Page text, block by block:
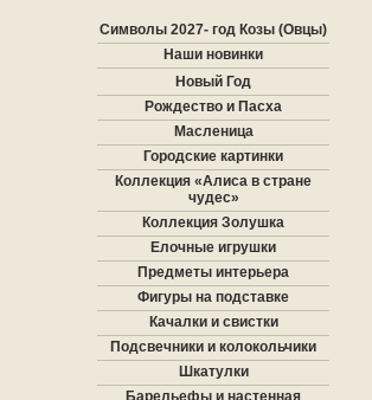
Символы 2027- год Козы (Овцы)
Наши новинки
Новый Год
Рождество и Пасха
Масленица
Городские картинки
Коллекция «Алиса в стране
чудес»
Коллекция Золушка
Елочные игрушки
Предметы интерьера
Фигуры на подставке
Качалки и свистки
Подсвечники и колокольчики
Шкатулки
Барельефы и настенная